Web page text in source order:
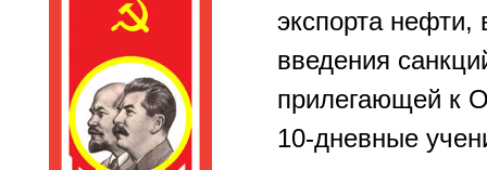
экспорта
введения
прилегающей к
10-дневные